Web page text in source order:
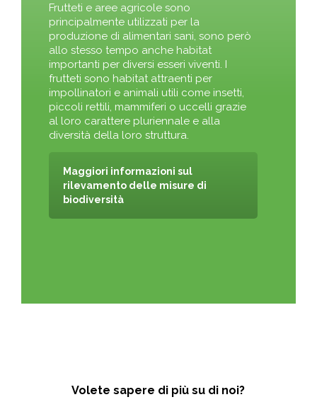
Frutteti e aree agricole sono
principalmente utilizzati per la
produzione di alimentari sani, sono però
allo stesso tempo anche habitat
importanti per diversi esseri viventi. I
frutteti sono habitat attraenti per
impollinatori e animali utili come insetti,
piccoli rettili, mammiferi o uccelli grazie
al loro carattere pluriennale e alla
diversità della loro struttura.
Maggiori informazioni sul
rilevamento delle misure di
biodiversità
Volete sapere di più su di noi?